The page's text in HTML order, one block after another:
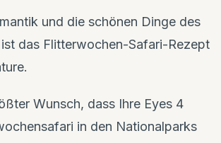
und die schönen Dinge des
das Flitterwochen-Safari-Rezept
Wunsch, dass Ihre Eyes 4
in den Nationalparks